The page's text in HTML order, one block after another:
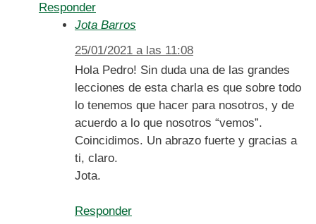
Responder
Jota Barros
25/01/2021 a las 11:08
Hola Pedro! Sin duda una de las grandes
lecciones de esta charla es que sobre todo
lo tenemos que hacer para nosotros, y de
acuerdo a lo que nosotros “vemos”.
Coincidimos. Un abrazo fuerte y gracias a
ti, claro.
Jota.
Responder